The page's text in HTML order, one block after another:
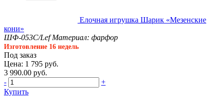
Елочная игрушка Шарик «Мезенские
кони»
ШФ-053С/Lef Материал: фарфор
Изготовление 16 недель
Под заказ
Цена: 1 795 руб.
3 990.00 руб.
-
+
Купить